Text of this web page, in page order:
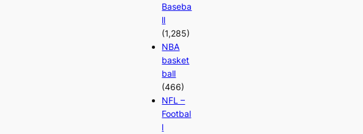
Baseba
ll
(1,285)
NBA
basket
ball
(466)
NFL –
Footbal
l